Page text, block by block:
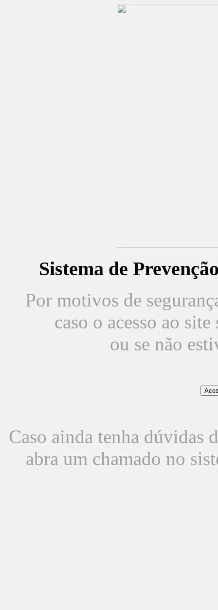
Sistema de
Por motivos de
caso o acesso ao
ou se não
Caso ainda tenha dúvidas
abra um chamado no